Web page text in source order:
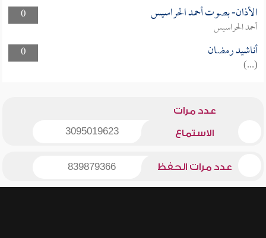
0
الأذان- بصوت أحمد الحراسيس
أحمد الحراسيس
0
أناشيد رمضان
(...)
عدد مرات
الاستماع 3095019623
عدد مرات الحفظ 839879366